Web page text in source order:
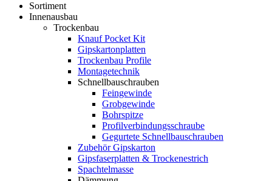
Sortiment
Innenausbau
Trockenbau
Knauf Pocket Kit
Gipskartonplatten
Trockenbau Profile
Montagetechnik
Schnellbauschrauben
Feingewinde
Grobgewinde
Bohrspitze
Profilverbindungsschraube
Gegurtete Schnellbauschrauben
Zubehör Gipskarton
Gipsfaserplatten & Trockenestrich
Spachtelmasse